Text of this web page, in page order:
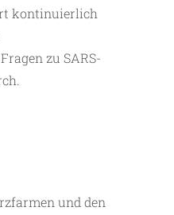
kontinuierlich
zu SARS-
und den